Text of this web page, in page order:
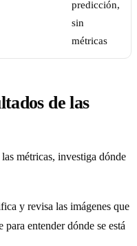
predicción,
sin
métricas
de las
métricas, investiga dónde
y revisa las imágenes que
entender dónde se está